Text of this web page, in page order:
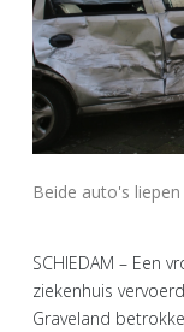
Beide auto's
SCHIEDAM – Een
ziekenhuis
Graveland